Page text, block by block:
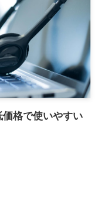
価格で使いやすい